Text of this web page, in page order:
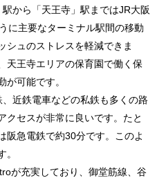
駅から「天王寺」駅まではJR大阪
に主要なターミナル駅間の移動
シュのストレスを軽減できま
天王寺エリアの保育園で働く保
が可能です。
、近鉄電車などの私鉄も多くの路
クセスが非常に良いです。たと
阪急電鉄で約30分です。このよ
。
が充実しており、御堂筋線、谷